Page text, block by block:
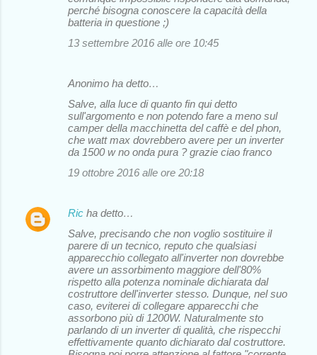
perché bisogna conoscere la capacità della
batteria in questione ;)
13 settembre 2016 alle ore 10:45
Anonimo ha detto…
Salve, alla luce di quanto fin qui detto
sull'argomento e non potendo fare a meno sul
camper della macchinetta del caffè e del phon,
che watt max dovrebbero avere per un inverter
da 1500 w no onda pura ? grazie ciao franco
19 ottobre 2016 alle ore 20:18
Ric ha detto…
Salve, precisando che non voglio sostituire il
parere di un tecnico, reputo che qualsiasi
apparecchio collegato all'inverter non dovrebbe
avere un assorbimento maggiore dell'80%
rispetto alla potenza nominale dichiarata dal
costruttore dell'inverter stesso. Dunque, nel suo
caso, eviterei di collegare apparecchi che
assorbono più di 1200W. Naturalmente sto
parlando di un inverter di qualità, che rispecchi
effettivamente quanto dichiarato dal costruttore.